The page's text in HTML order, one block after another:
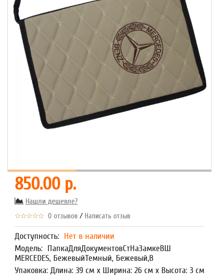
850.00 р.
Нашли дешевле?
0 отзывов / Написать отзыв
Доступность: Нет в наличии
Модель: ПапкаДляДокументовСтНаЗамкеВШ
MERCEDES, БежевыйТемный, Бежевый,В
Упаковка: Длина: 39 см x Ширина: 26 см x Высота: 3 см